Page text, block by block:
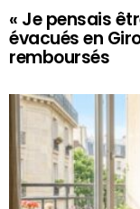
« Je pensais
évacués en
remboursés